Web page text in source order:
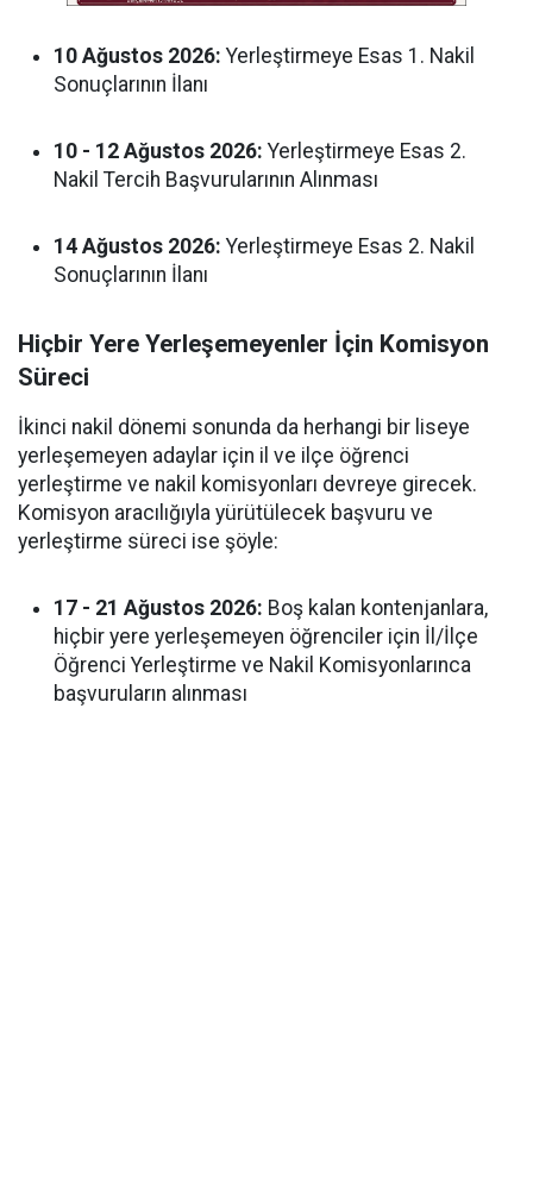
10 Ağustos 2026: Yerleştirmeye Esas 1. Nakil
Sonuçlarının İlanı
10 - 12 Ağustos 2026: Yerleştirmeye Esas 2.
Nakil Tercih Başvurularının Alınması
14 Ağustos 2026: Yerleştirmeye Esas 2. Nakil
Sonuçlarının İlanı
Hiçbir Yere Yerleşemeyenler İçin Komisyon
Süreci
İkinci nakil dönemi sonunda da herhangi bir liseye
yerleşemeyen adaylar için il ve ilçe öğrenci
yerleştirme ve nakil komisyonları devreye girecek.
Komisyon aracılığıyla yürütülecek başvuru ve
yerleştirme süreci ise şöyle:
17 - 21 Ağustos 2026: Boş kalan kontenjanlara,
hiçbir yere yerleşemeyen öğrenciler için İl/İlçe
Öğrenci Yerleştirme ve Nakil Komisyonlarınca
başvuruların alınması